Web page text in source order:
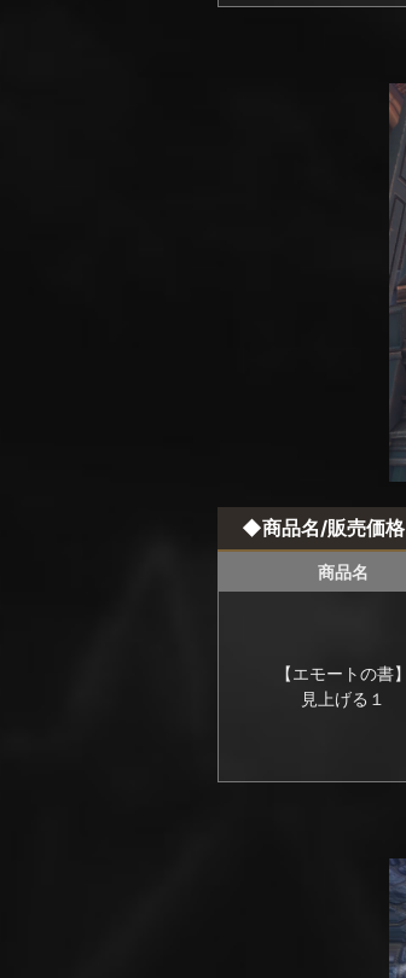
◆商品名/販売価格
商品名
【エモートの書】
見上げる１